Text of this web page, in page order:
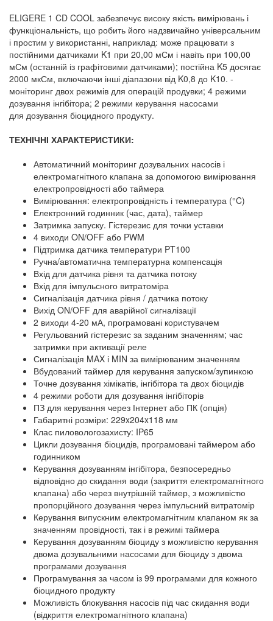
ELIGERE 1 CD COOL забезпечує високу якість вимірювань і
функціональність, що робить його надзвичайно універсальним
і простим у використанні, наприклад: може працювати з
постійними датчиками K1 при 20,00 мСм і навіть при 100,00
мСм (останній із графітовими датчиками); постійна K5 досягає
2000 мкСм, включаючи інші діапазони від K0,8 до K10. -
моніторинг двох режимів для операцій продувки; 4 режими
дозування інгібітора; 2 режими керування насосами
для дозування біоцидного продукту.
ТЕХНІЧНІ ХАРАКТЕРИСТИКИ:
Автоматичний моніторинг дозувальних насосів і
електромагнітного клапана за допомогою вимірювання
електропровідності або таймера
Вимірювання: електропровідність і температура (°C)
Електронний годинник (час, дата), таймер
Затримка запуску. Гістерезис для точки уставки
4 виходи ON/OFF або PWM
Підтримка датчика температури PT100
Ручна/автоматична температурна компенсація
Вхід для датчика рівня та датчика потоку
Вхід для імпульсного витратоміра
Сигналізація датчика рівня / датчика потоку
Вихід ON/OFF для аварійної сигналізації
2 виходи 4-20 мА, програмовані користувачем
Регульований гістерезис за заданим значенням; час
затримки при активації реле
Сигналізація MAX і MIN за вимірюваним значенням
Вбудований таймер для керування запуском/зупинкою
Точне дозування хімікатів, інгібітора та двох біоцидів
4 режими роботи для дозування інгібіторів
ПЗ для керування через Інтернет або ПК (опція)
Габаритні розміри: 229x204x118 мм
Клас пиловологозахисту: IP65
Цикли дозування біоцидів, програмовані таймером або
годинником
Керування дозуванням інгібітора, безпосередньо
відповідно до скидання води (закриття електромагнітного
клапана) або через внутрішній таймер, з можливістю
пропорційного дозування через імпульсний витратомір
Керування випускним електромагнітним клапаном як за
значенням провідності, так і в режимі таймера
Керування дозуванням біоциду з можливістю керування
двома дозувальними насосами для біоциду з двома
програмами дозування
Програмування за часом із 99 програмами для кожного
біоцидного продукту
Можливість блокування насосів під час скидання води
(відкриття електромагнітного клапана)